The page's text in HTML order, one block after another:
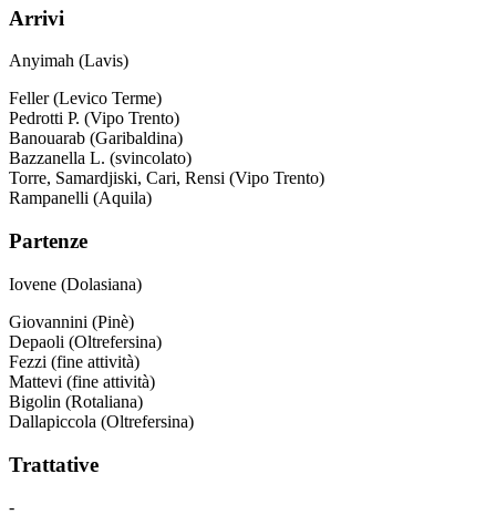
Arrivi
Anyimah (Lavis)
Feller (Levico Terme)
Pedrotti P. (Vipo Trento)
Banouarab (Garibaldina)
Bazzanella L. (svincolato)
Torre, Samardjiski, Cari, Rensi (Vipo Trento)
Rampanelli (Aquila)
Partenze
Iovene (Dolasiana)
Giovannini (Pinè)
Depaoli (Oltrefersina)
Fezzi (fine attività)
Mattevi (fine attività)
Bigolin (Rotaliana)
Dallapiccola (Oltrefersina)
Trattative
-